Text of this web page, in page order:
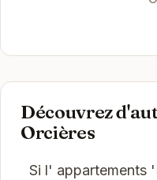
Découvrez
Orcières
Si l' appartements